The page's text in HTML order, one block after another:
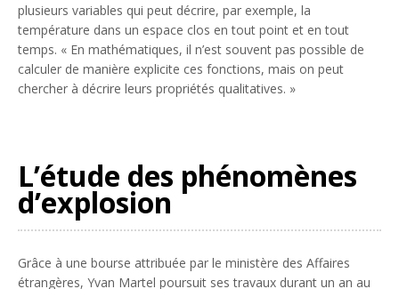
plusieurs variables qui peut décrire, par exemple, la
température dans un espace clos en tout point et en tout
temps. « En mathématiques, il n’est souvent pas possible de
calculer de manière explicite ces fonctions, mais on peut
chercher à décrire leurs propriétés qualitatives. »
L’étude des phénomènes
d’explosion
Grâce à une bourse attribuée par le ministère des Affaires
étrangères, Yvan Martel poursuit ses travaux durant un an au